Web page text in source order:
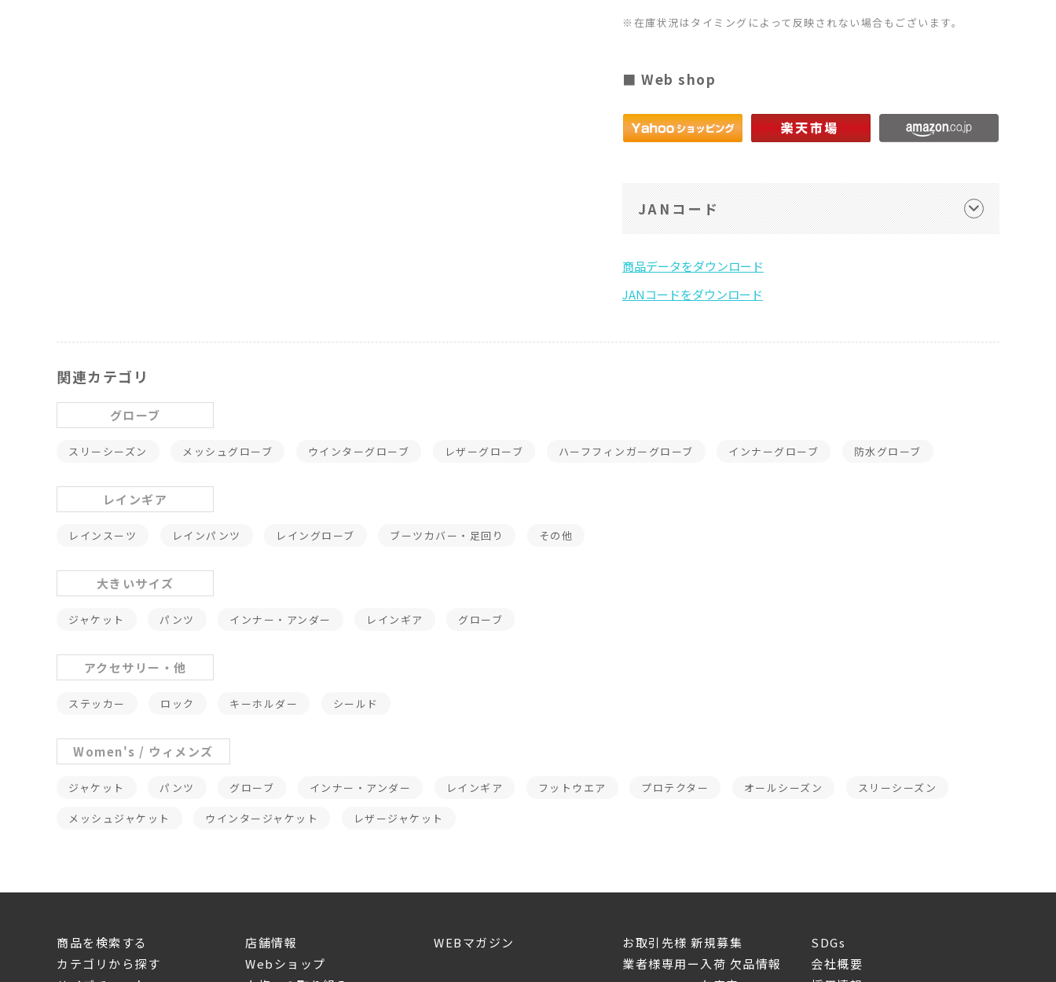
※在庫状況はタイミングによって反映されない場合もございます。
■ Web shop
JANコード
関連カテゴリ
グローブ
スリーシーズン メッシュグローブ ウインターグローブ レザーグローブ ハーフフィンガーグローブ インナーグローブ 防水グローブ
レインギア
レインスーツ レインパンツ レイングローブ ブーツカバー・足回り その他
大きいサイズ
ジャケット パンツ インナー・アンダー レインギア グローブ
アクセサリー・他
ステッカー ロック キーホルダー シールド
Women's / ウィメンズ
ジャケット パンツ グローブ インナー・アンダー レインギア フットウエア プロテクター オールシーズン スリーシーズン
メッシュジャケット ウインタージャケット レザージャケット
商品を検索する
カテゴリから探す
店舗情報
Webショップ
WEBマガジン
お取引先様 新規募集
業者様専用ー入荷 欠品情報
SDGs
会社概要